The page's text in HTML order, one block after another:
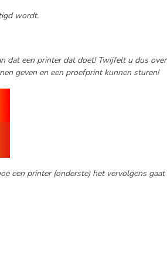
wordt.
dat een printer dat doet! Twijfelt u dus
geven en een proefprint kunnen sturen!
een printer (onderste) het vervolgens